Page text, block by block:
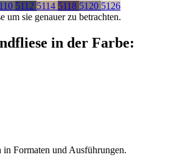
5112 5114 5118 5120 5126
um sie genauer zu betrachten.
in der Farbe:
in Formaten und Ausführungen.